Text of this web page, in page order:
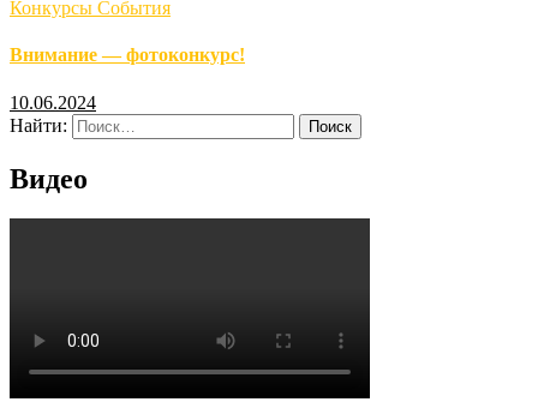
Конкурсы События
Внимание — фотоконкурс!
10.06.2024
Найти:
Видео